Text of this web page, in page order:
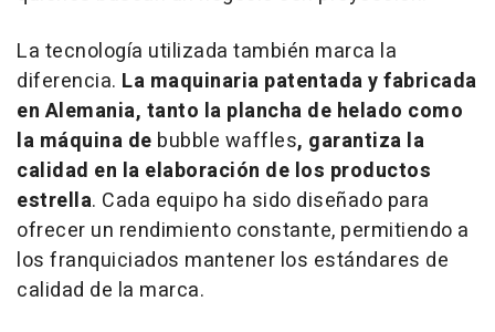
La tecnología utilizada también marca la
diferencia. La maquinaria patentada y fabricada
en Alemania, tanto la plancha de helado como
la máquina de bubble waffles, garantiza la
calidad en la elaboración de los productos
estrella. Cada equipo ha sido diseñado para
ofrecer un rendimiento constante, permitiendo a
los franquiciados mantener los estándares de
calidad de la marca.